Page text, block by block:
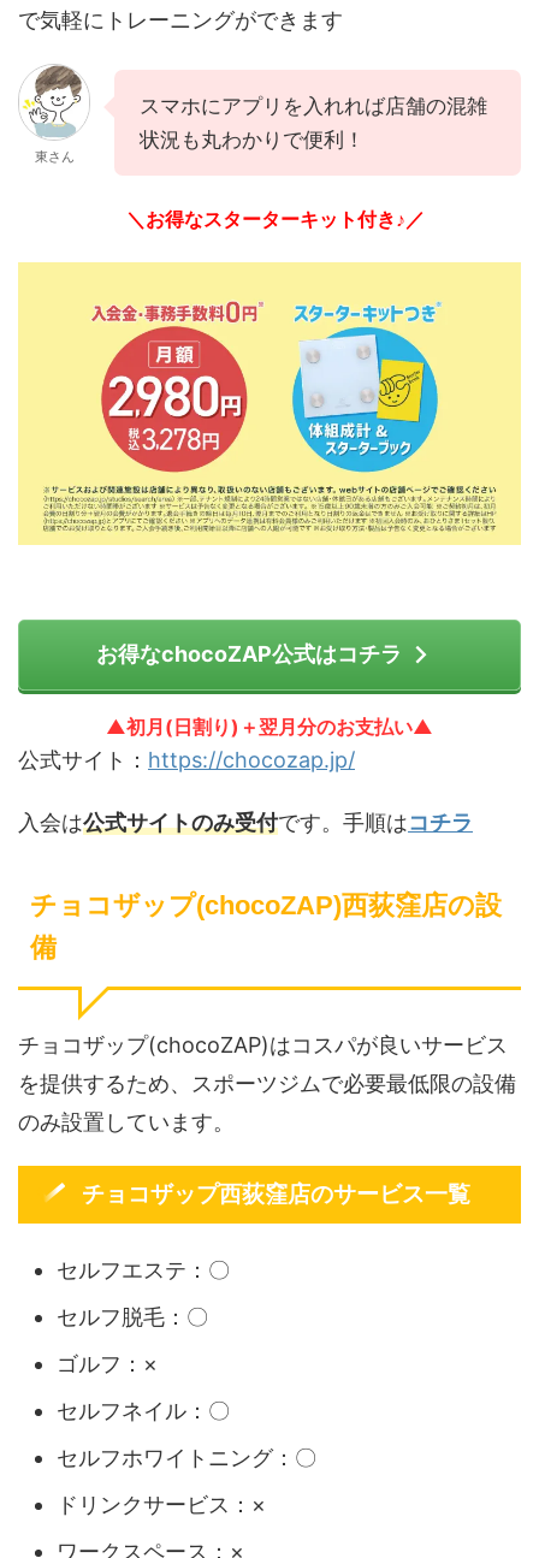
で気軽にトレーニングができます
東さん
スマホにアプリを入れれば店舗の混雑
状況も丸わかりで便利！
＼お得なスターターキット付き♪／
お得なchocoZAP公式はコチラ
▲初月(日割り)＋翌月分のお支払い▲
公式サイト： https://chocozap.jp/
入会は公式サイトのみ受付です。手順はコチラ
チョコザップ(chocoZAP)西荻窪店の設
備
チョコザップ(chocoZAP)はコスパが良いサービス
を提供するため、スポーツジムで必要最低限の設備
のみ設置しています。
チョコザップ西荻窪店のサービス一覧
セルフエステ：〇
セルフ脱毛：〇
ゴルフ：×
セルフネイル：〇
セルフホワイトニング：〇
ドリンクサービス：×
ワークスペース：×